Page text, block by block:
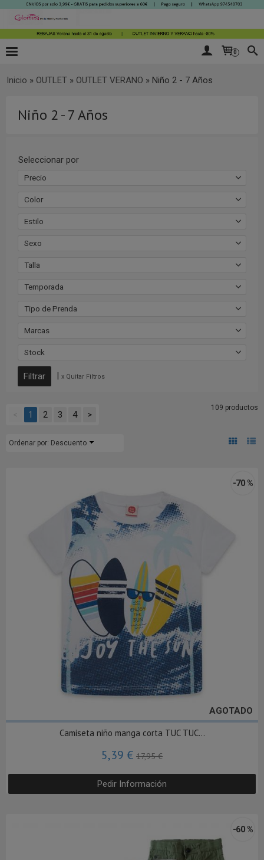
0
Inicio » OUTLET » OUTLET VERANO » Niño 2 - 7 Años
Niño 2 - 7 Años
Seleccionar por
Precio
Color
Estilo
Sexo
Talla
Temporada
Tipo de Prenda
Marcas
Stock
| x Quitar Filtros
1 2 3 4 >
109 productos
Ordenar por: Descuento
AGOTADO
-70 %
Camiseta niño manga corta TUC TUC...
5,39 € 17,95 €
Pedir Información
-60 %